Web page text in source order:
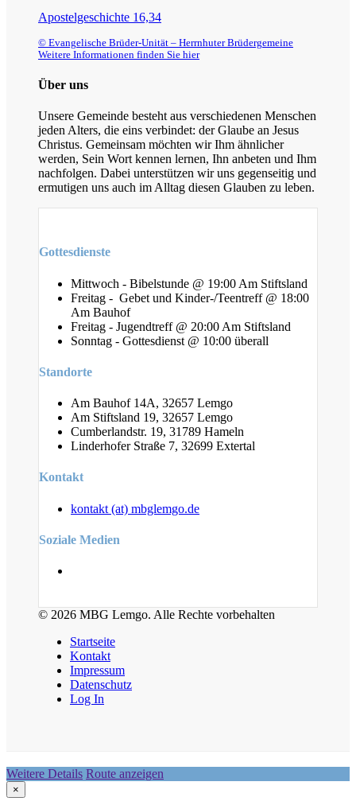
Apostelgeschichte 16,34
© Evangelische Brüder-Unität – Herrnhuter Brüdergemeine
Weitere Informationen finden Sie hier
Über uns
Unsere Gemeinde besteht aus verschiedenen Menschen
jeden Alters, die eins verbindet: der Glaube an Jesus
Christus. Gemeinsam möchten wir Ihm ähnlicher
werden, Sein Wort kennen lernen, Ihn anbeten und Ihm
nachfolgen. Dabei unterstützen wir uns gegenseitig und
ermutigen uns auch im Alltag diesen Glauben zu leben.
Gottesdienste
Mittwoch - Bibelstunde @ 19:00 Am Stiftsland
Freitag - Gebet und Kinder-/Teentreff @ 18:00
Am Bauhof
Freitag - Jugendtreff @ 20:00 Am Stiftsland
Sonntag - Gottesdienst @ 10:00 überall
Standorte
Am Bauhof 14A, 32657 Lemgo
Am Stiftsland 19, 32657 Lemgo
Cumberlandstr. 19, 31789 Hameln
Linderhofer Straße 7, 32699 Extertal
Kontakt
kontakt (at) mbglemgo.de
Soziale Medien
© 2026 MBG Lemgo. Alle Rechte vorbehalten
Startseite
Kontakt
Impressum
Datenschutz
Log In
Weitere Details Route anzeigen
×